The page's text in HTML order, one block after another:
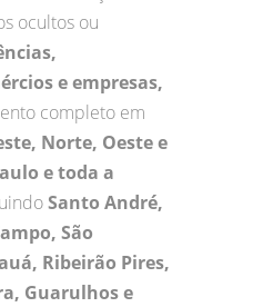
ocultos ou
e empresas,
completo em
Norte, Oeste e
e toda a
Santo André,
São
Ribeirão Pires,
Guarulhos e